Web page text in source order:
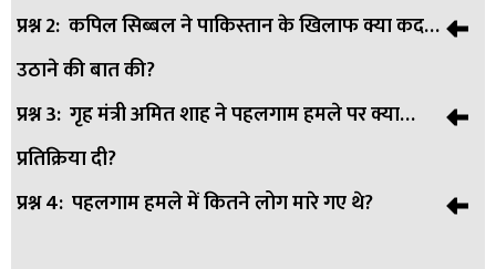
उत्तर: रॉबर्ट वाड्रा ने कहा कि आतंकियों ने पहचान पत्र देखकर लोगों को
मारा क्योंकि उन्हें लगता है कि भारत में मुस्लिमों को दबाया जा रहा है।
उन्होंने यह भी कहा कि देश की एकता और सेक्युलरिज्म पर ध्यान देना
होगा, तभी हम इन हमलों से बच सकते हैं।
प्रश्न 2: कपिल सिब्बल ने पाकिस्तान के खिलाफ क्या कदम
उठाने की बात की?
उत्तर: कपिल सिब्बल ने केंद्र सरकार से पाकिस्तान को आतंकवादी
संगठन घोषित करने और अंतर्राष्ट्रीय अपराध न्यायालय में उसके खिलाफ
केस चलाने की मांग की, ताकि यह संदेश जाए कि ऐसे हमलों को
प्रश्न 3: गृह मंत्री अमित शाह ने पहलगाम हमले पर क्या
प्रतिक्रिया दी?
उत्तर: गृह मंत्री अमित शाह ने हमले में मारे गए लोगों को श्रद्धांजलि अर्पित
प्रश्न 4: पहलगाम हमले में कितने लोग मारे गए थे?